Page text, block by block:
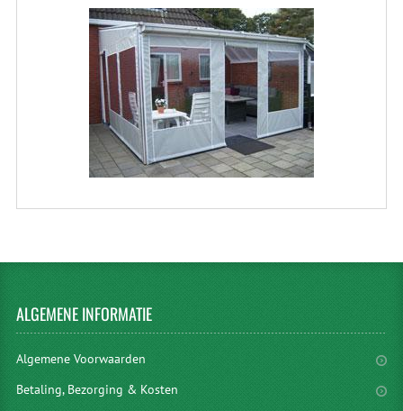
ALGEMENEINFORMATIE
Algemene Voorwaarden
Betaling, Bezorging & Kosten